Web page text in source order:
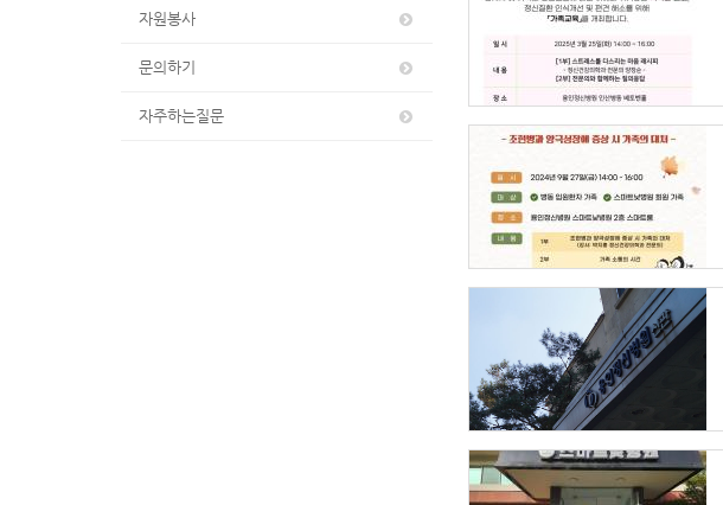
자원봉사
문의하기
자주하는질문